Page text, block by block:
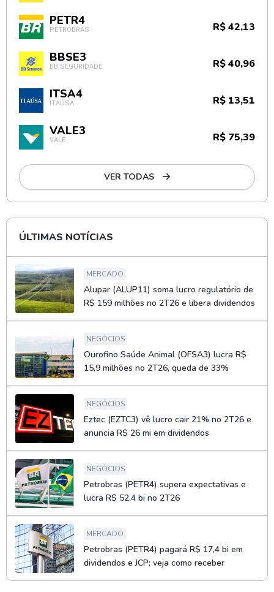
PETR4
PETROBRAS R$ 42,13
BBSE3
BB SEGURIDADE R$ 40,96
ITSA4
ITAÚSA R$ 13,51
VALE3
VALE R$ 75,39
VER TODAS
ÚLTIMAS NOTÍCIAS
MERCADO
Alupar (ALUP11) soma lucro regulatório de
R$ 159 milhões no 2T26 e libera dividendos
NEGÓCIOS
Ourofino Saúde Animal (OFSA3) lucra R$
15,9 milhões no 2T26, queda de 33%
NEGÓCIOS
Eztec (EZTC3) vê lucro cair 21% no 2T26 e
anuncia R$ 26 mi em dividendos
NEGÓCIOS
Petrobras (PETR4) supera expectativas e
lucra R$ 52,4 bi no 2T26
MERCADO
Petrobras (PETR4) pagará R$ 17,4 bi em
dividendos e JCP; veja como receber